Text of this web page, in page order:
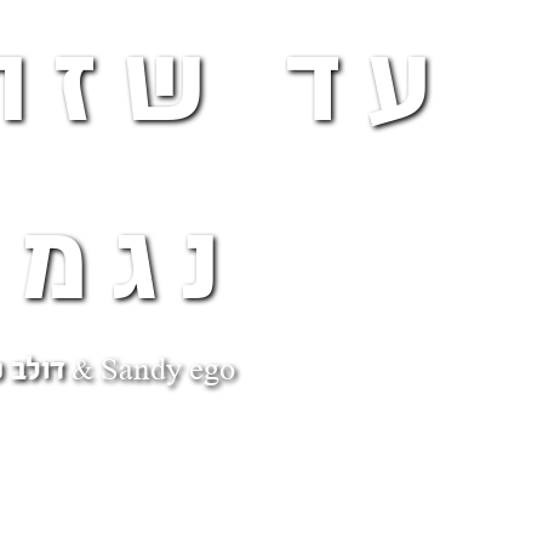
עד
Sandy ego & דולב קאץ